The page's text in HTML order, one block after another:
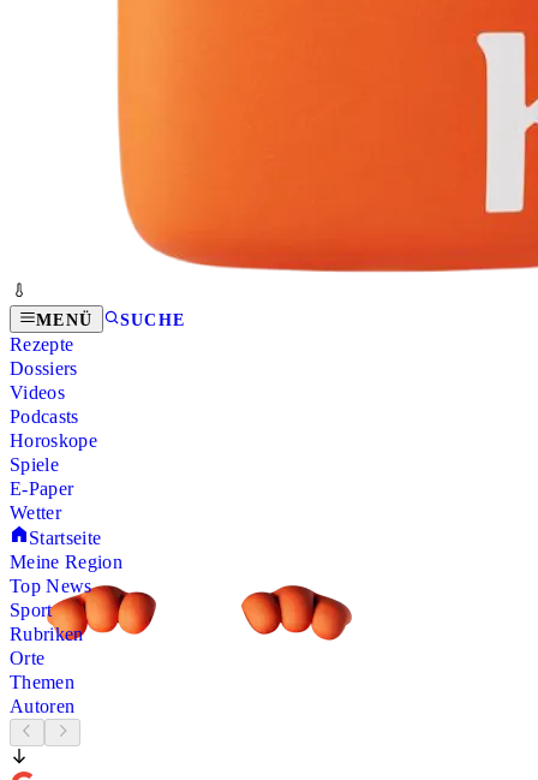
MENÜ SUCHE
Rezepte
Dossiers
Videos
Podcasts
Horoskope
Spiele
E-Paper
Wetter
Startseite
Meine Region
Top News
Sport
Rubriken
Orte
Themen
Autoren